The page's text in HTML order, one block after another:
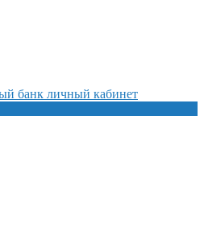
банк личный кабинет